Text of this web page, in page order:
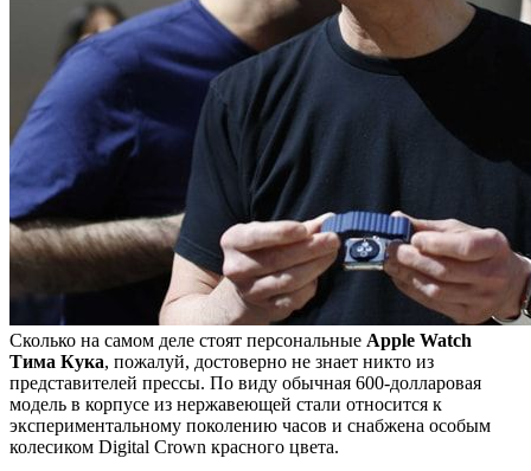
Сколько на самом деле стоят персональные Apple Watch
Тима Кука, пожалуй, достоверно не знает никто из
представителей прессы. По виду обычная 600-долларовая
модель в корпусе из нержавеющей стали относится к
экспериментальному поколению часов и снабжена особым
колесиком Digital Crown красного цвета.